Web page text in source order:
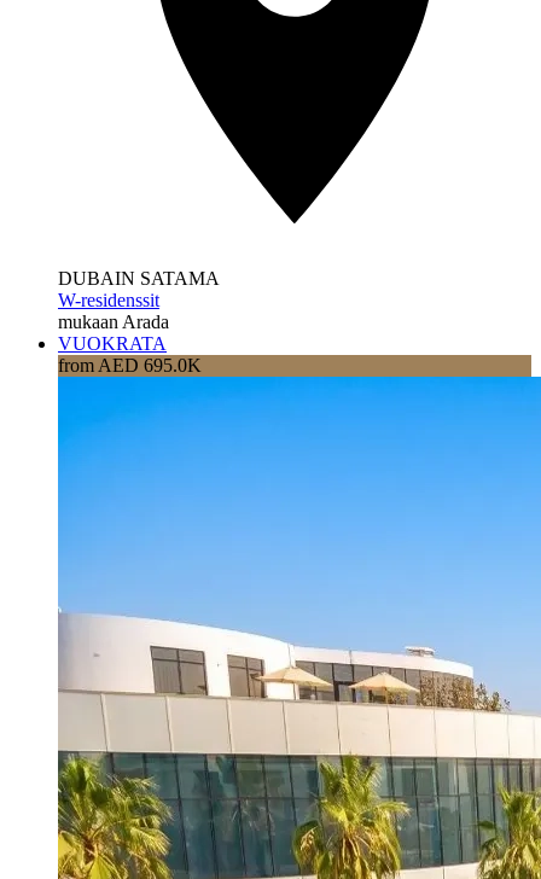
DUBAIN SATAMA
W-residenssit
mukaan Arada
VUOKRATA
from AED 695.0K